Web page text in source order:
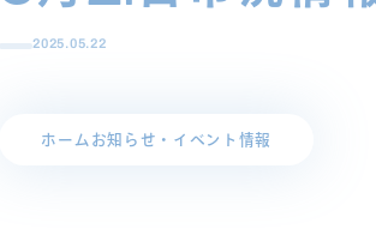
2025.05.22
ホーム お知らせ・イベント情報